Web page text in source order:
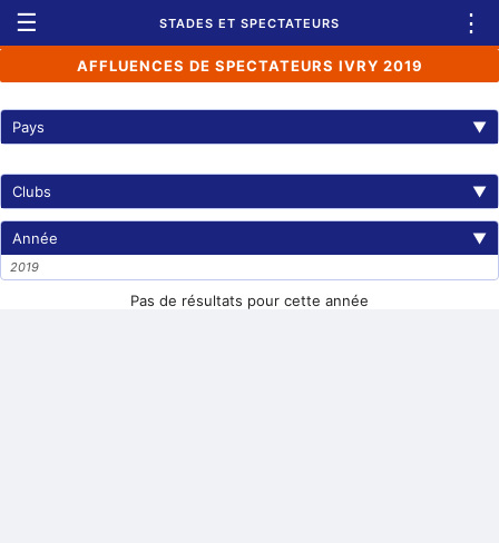
☰ STADES ET SPECTATEURS ⋮
AFFLUENCES DE SPECTATEURS IVRY 2019
Pays ▼
Clubs ▼
Année ▼
2019
Pas de résultats pour cette année